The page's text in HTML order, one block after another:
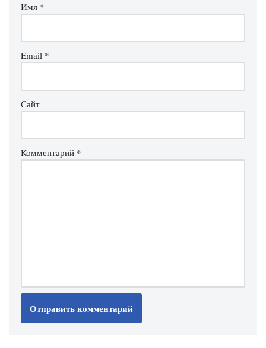
Имя *
Email *
Сайт
Комментарий *